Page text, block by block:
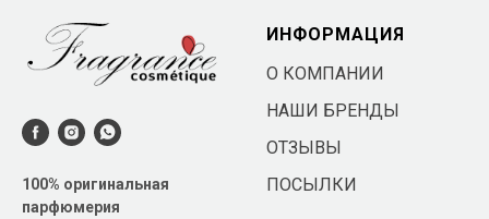
100% оригинальная
парфюмерия
ИНФОРМАЦИЯ
О КОМПАНИИ
НАШИ БРЕНДЫ
ОТЗЫВЫ
ПОСЫЛКИ